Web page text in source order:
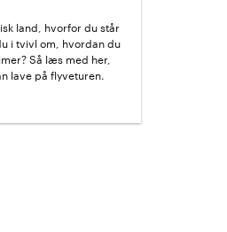
land, hvorfor du står
i tvivl om, hvordan du
Så læs med her,
lave på flyveturen.